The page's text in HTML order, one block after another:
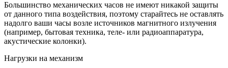
Большинство механических часов не имеют никакой защиты
от данного типа воздействия, поэтому старайтесь не оставлять
надолго ваши часы возле источников магнитного излучения
(например, бытовая техника, теле- или радиоаппаратура,
акустические колонки).
Нагрузки на механизм